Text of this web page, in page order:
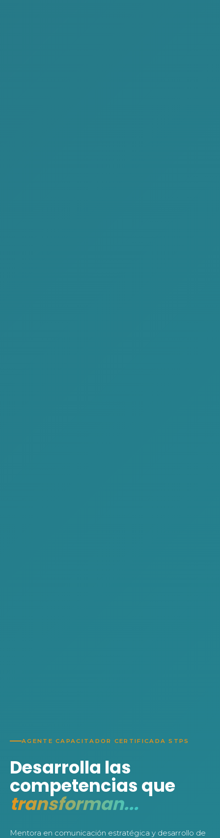
AGENTE CAPACITADOR CERTIFICADA STPS
Desarrolla las
competencias que
transforman...
Mentora en comunicación estratégica y desarrollo de